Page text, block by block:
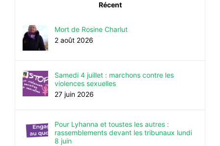
Récent
Mort de Rosine Charlut
2 août 2026
Samedi 4 juillet : marchons contre les
violences sexuelles
27 juin 2026
Pour Lyhanna et toustes les autres :
rassemblements devant les tribunaux lundi
8 juin